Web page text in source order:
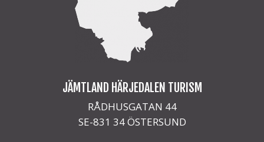
JÄMTLAND HÄRJEDALEN TURISM
RÅDHUSGATAN 44
SE-831 34 ÖSTERSUND